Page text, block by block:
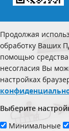
Продолжая
обработку Ваших
помощью
несогласия Вы
настройках
Выберите
Минимальные